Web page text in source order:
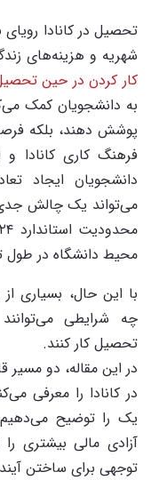
تحصیل در کانادا
شهریه و هزینه‌های
کار کردن در حین
به دانشجویان کمک
پوشش دهند، بلکه
فرهنگ کاری کانادا
دانشجویان ایجاد
می‌تواند یک چالش
محیط دانشگاه در طول
با این حال، بسیاری
چه شرایطی
تحصیل کار کنند.
در این مقاله، دو
در کانادا را معرفی
یک را توضیح می‌دهیم.
آزادی مالی بیشتری
توجهی برای ساختن